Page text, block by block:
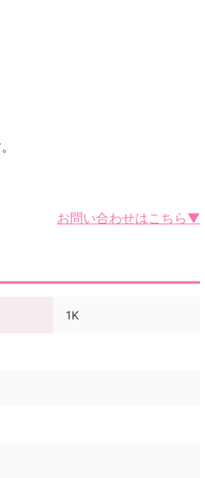
お問い合わせはこちら▼
1K